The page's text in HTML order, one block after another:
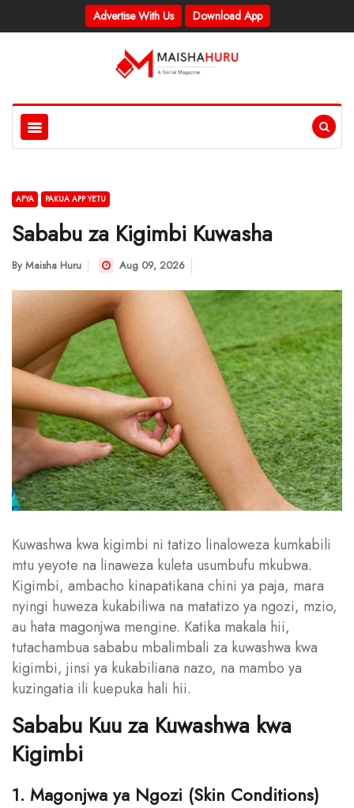
Advertise With Us Download App
AFYA PAKUA APP YETU
Sababu za Kigimbi Kuwasha
By Maisha Huru Aug 09, 2026
Kuwashwa kwa kigimbi ni tatizo linaloweza kumkabili
mtu yeyote na linaweza kuleta usumbufu mkubwa.
Kigimbi, ambacho kinapatikana chini ya paja, mara
nyingi huweza kukabiliwa na matatizo ya ngozi, mzio,
au hata magonjwa mengine. Katika makala hii,
tutachambua sababu mbalimbali za kuwashwa kwa
kigimbi, jinsi ya kukabiliana nazo, na mambo ya
kuzingatia ili kuepuka hali hii.
Sababu Kuu za Kuwashwa kwa
Kigimbi
1. Magonjwa ya Ngozi (Skin Conditions)